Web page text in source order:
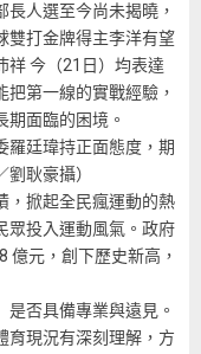
長人選至今尚未揭曉，
雙打金牌得主李洋有望
祥 今（21日）均表達
第一線的實戰經驗，
面臨的困境。
羅廷瑋持正面態度，期
耿豪攝）
，掀起全民瘋運動的熱
眾投入運動風氣。政府
億元，創下歷史新高，
否具備專業與遠見。
育現況有深刻理解，方